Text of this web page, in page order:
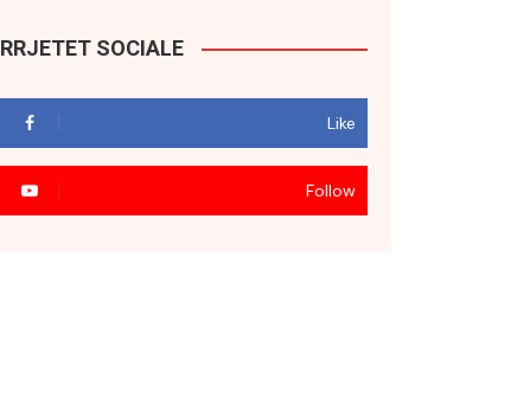
RRJETET SOCIALE
Like
Follow